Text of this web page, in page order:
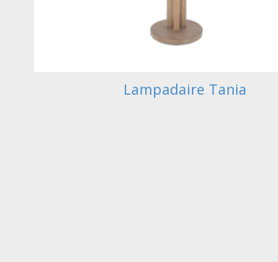
Lampadaire Tania